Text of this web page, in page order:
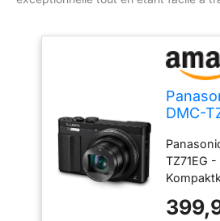
DMC-
Mpix
30 x-
TZ71EG
Zoom -